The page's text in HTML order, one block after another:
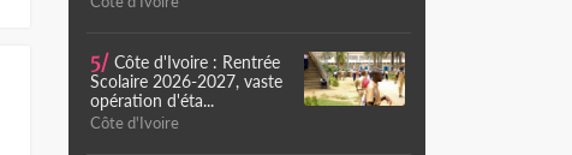
5/ Côte d'Ivoire : Rentrée
Scolaire 2026-2027, vaste
opération d'éta...
Côte d'Ivoire